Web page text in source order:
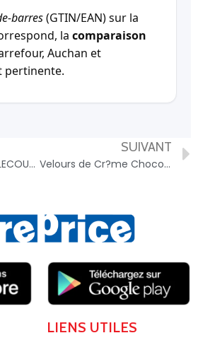
barres(GTIN/EAN) sur la
la comparaison
Auchan et
pertinente.
pommes de terre LECOUDRAY calibre 40/60 – 3471422300325
SUIVANT
Velours de Cr?me Chocolat au lait, Caramel beurre sal? au sel de Gu?rande – 3023290002780
LIENS UTILES